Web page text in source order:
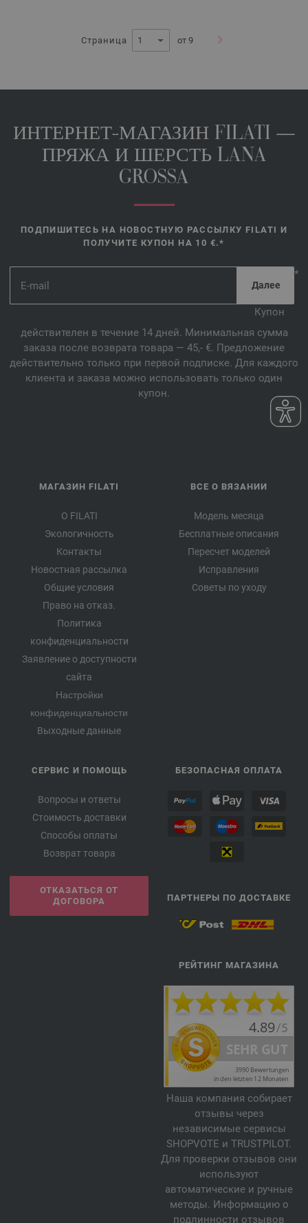
Страница от 9
ИНТЕРНЕТ-МАГАЗИН FILATI —
ПРЯЖА И ШЕРСТЬ LANA
GROSSA
ПОДПИШИТЕСЬ НА НОВОСТНУЮ РАССЫЛКУ FILATI И
ПОЛУЧИТЕ КУПОН НА 10 €.*
*
Купон
действителен в течение 14 дней. Минимальная сумма
заказа после возврата товара — 45,- €. Предложение
действительно только при первой подписке. Для каждого
клиента и заказа можно использовать только один
купон.
МАГАЗИН FILATI
О FILATI
Экологичность
Контакты
Новостная рассылка
Общие условия
Право на отказ.
Политика
конфиденциальности
Заявление о доступности
сайта
Настройки
конфиденциальности
Выходные данные
ВСЕ О ВЯЗАНИИ
Модель месяца
Бесплатные описания
Пересчет моделей
Исправления
Советы по уходу
СЕРВИС И ПОМОЩЬ
Вопросы и ответы
Стоимость доставки
Способы оплаты
Возврат товара
ОТКАЗАТЬСЯ ОТ
ДОГОВОРА
БЕЗОПАСНАЯ ОПЛАТА
ПАРТНЕРЫ ПО ДОСТАВКЕ
РЕЙТИНГ МАГАЗИНА
Наша компания собирает
отзывы через
независимые сервисы
SHOPVOTE и TRUSTPILOT.
Для проверки отзывов они
используют
автоматические и ручные
методы. Информацию о
подлинности отзывов